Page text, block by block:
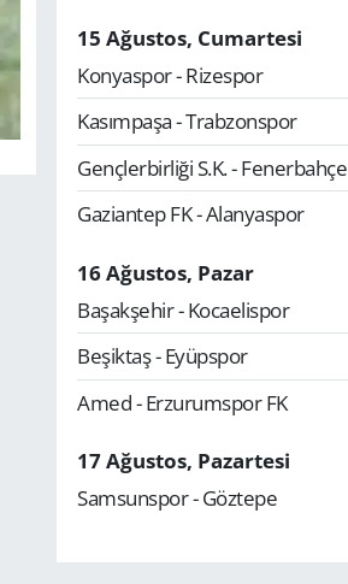
15 Ağustos, Cumartesi
Konyaspor - Rizespor
Kasımpaşa - Trabzonspor
Gençlerbirliği S.K. - Fenerbahçe
Gaziantep FK - Alanyaspor
16 Ağustos, Pazar
Başakşehir - Kocaelispor
Beşiktaş - Eyüpspor
Amed - Erzurumspor FK
17 Ağustos, Pazartesi
Samsunspor - Göztepe